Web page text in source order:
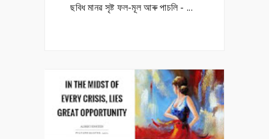
ছবিধ মানৱ সৃষ্ট ফল-মূল আৰু পাচলি - ...